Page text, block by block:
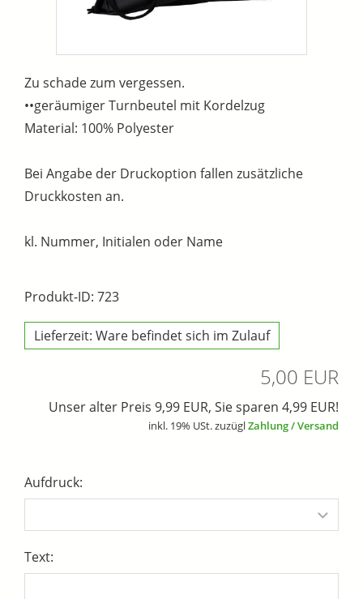
Zu schade zum vergessen.
••geräumiger Turnbeutel mit Kordelzug
Material: 100% Polyester
Bei Angabe der Druckoption fallen zusätzliche
Druckkosten an.
kl. Nummer, Initialen oder Name
Produkt-ID: 723
Lieferzeit: Ware befindet sich im Zulauf
5,00 EUR
Unser alter Preis 9,99 EUR, Sie sparen 4,99 EUR!
inkl. 19% USt. zuzüglZahlung / Versand
Aufdruck:
Text: